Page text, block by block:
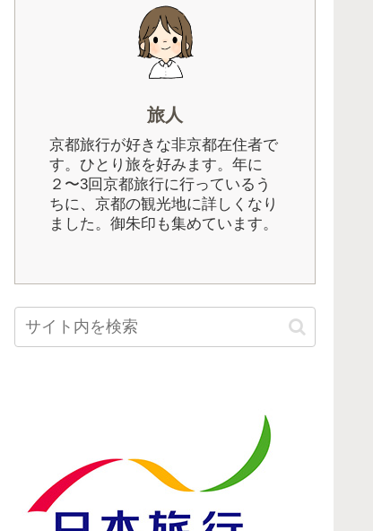
旅人
京都旅行が好きな非京都在住者で
す。ひとり旅を好みます。年に
２〜3回京都旅行に行っているう
ちに、京都の観光地に詳しくなり
ました。御朱印も集めています。